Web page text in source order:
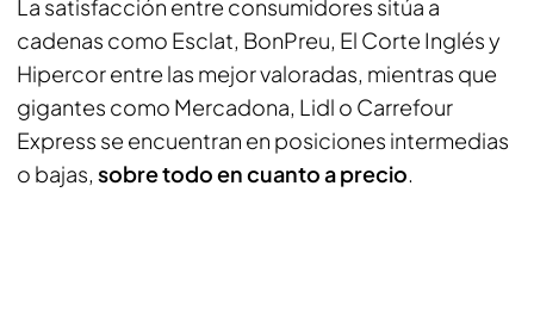
La satisfacción entre consumidores sitúa a
cadenas como Esclat, BonPreu, El Corte Inglés y
Hipercor entre las mejor valoradas, mientras que
gigantes como Mercadona, Lidl o Carrefour
Express se encuentran en posiciones intermedias
o bajas, sobre todo en cuanto a precio.